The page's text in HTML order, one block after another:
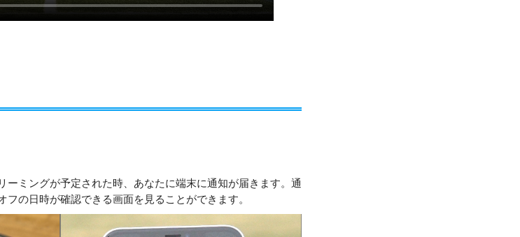
ーミングが予定された時、あなたに端末に通知が届きます。通
の日時が確認できる画面を見ることができます。